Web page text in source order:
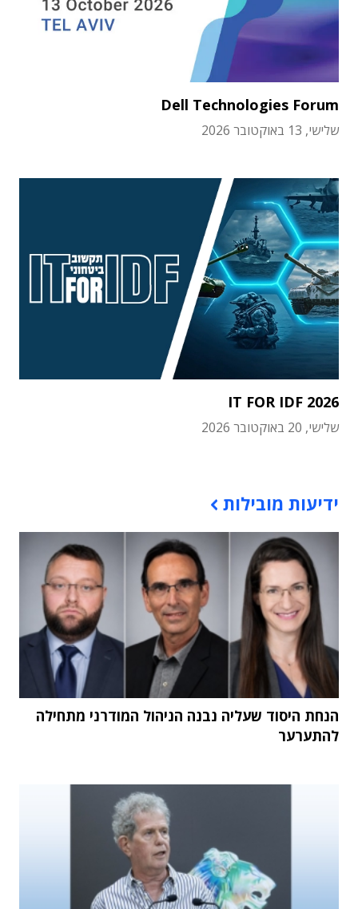
Dell Technologies Forum
שלישי, 13 באוקטובר 2026
IT FOR IDF 2026
שלישי, 20 באוקטובר 2026
ידיעות מובילות
הנחת היסוד שעליה נבנה הניהול המודרני מתחילה
להתערער